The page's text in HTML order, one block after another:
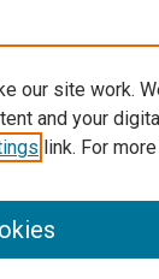
our site work.
and your
link. For